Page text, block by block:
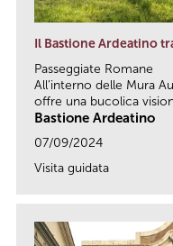
Il Bastione Ardeatino
Passeggiate Romane
All’interno delle Mura
offre una bucolica
Bastione Ardeatino
07/09/2024
Visita guidata